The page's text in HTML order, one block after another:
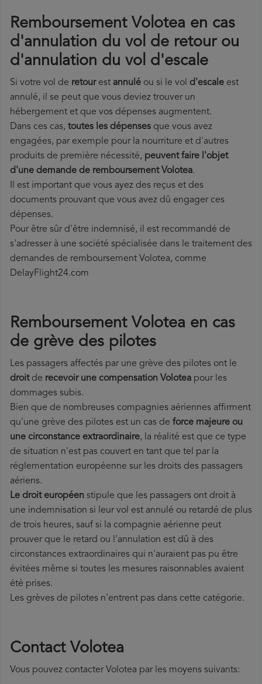
Remboursement Volotea en cas
d'annulation du vol de retour ou
d'annulation du vol d'escale
Si votre vol de retourest annulé ou si le vol d'escale est
annulé, il se peut que vous deviez trouver un
hébergement et que vos dépenses augmentent.
Dans ces cas, toutes les dépenses que vous avez
engagées, par exemple pour la nourriture et d'autres
produits de première nécessité, peuvent faire l'objet
d'une demande de remboursement Volotea.
Il est important que vous ayez des reçus et des
documents prouvant que vous avez dû engager ces
dépenses.
Pour être sûr d'être indemnisé, il est recommandé de
s'adresser à une société spécialisée dans le traitement des
demandes de remboursement Volotea, comme
DelayFlight24.com
Remboursement Volotea en cas
de grève des pilotes
Les passagers affectés par une grève des pilotes ont le
droitde recevoir une compensation Volotea pour les
dommages subis.
Bien que de nombreuses compagnies aériennes affirment
qu'une grève des pilotes est un cas de force majeure ou
une circonstance extraordinaire, la réalité est que ce type
de situation n'est pas couvert en tant que tel par la
réglementation européenne sur les droits des passagers
aériens.
Le droit européen stipule que les passagers ont droit à
une indemnisation si leur vol est annulé ou retardé de plus
de trois heures, sauf si la compagnie aérienne peut
prouver que le retard ou l'annulation est dû à des
circonstances extraordinaires qui n'auraient pas pu être
évitées même si toutes les mesures raisonnables avaient
été prises.
Les grèves de pilotes n'entrent pas dans cette catégorie.
Contact Volotea
Vous pouvez contacter Volotea par les moyens suivants: